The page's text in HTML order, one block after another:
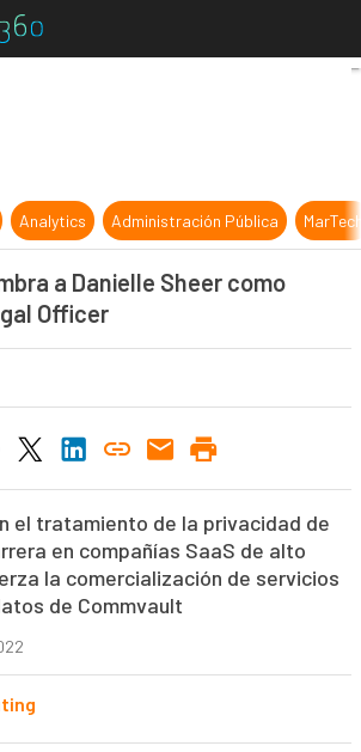
Commvault nombra a Danielle
Analytics Administración Pública
a Danielle Sheer como
Officer
el tratamiento de la privacidad de
en compañías SaaS de alto
la comercialización de servicios
de Commvault